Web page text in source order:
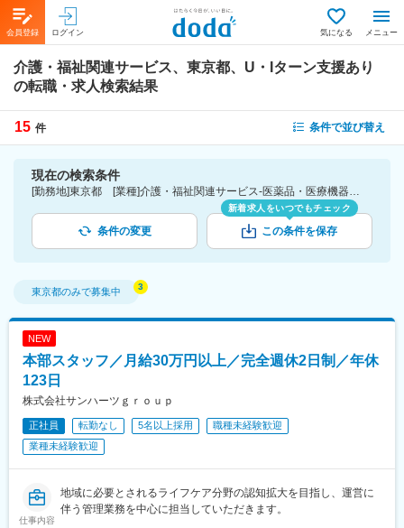
会員登録 ログイン 気になる メニュー
介護・福祉関連サービス、東京都、U・Iターン支援あり
の転職・求人検索結果
15 件 条件で並び替え
現在の検索条件
[勤務地]東京都 [業種]介護・福祉関連サービス-医薬品・医療機器・ライフサイエンス・医療系サービス [詳細条件](待遇・福利厚生)U・Iターン支援あり
条件の変更
新着求人をいつでもチェック
この条件を保存
東京都のみで募集中
NEW
本部スタッフ／月給30万円以上／完全週休2日制／年休
123日
株式会社サンハーツｇｒｏｕｐ
正社員 転勤なし 5名以上採用
職種未経験歓迎
業種未経験歓迎
仕事内容
地域に必要とされるライフケア分野の認知拡大を目指し、運営に
伴う管理業務を中心に担当していただきます。